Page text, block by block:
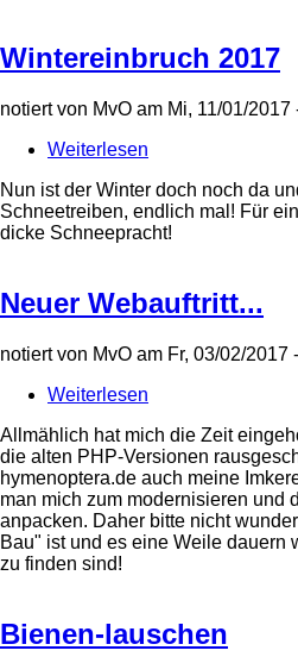
Wintereinbruch 2017
notiert von MvO am Mi, 11/01/2017
Weiterlesen
2017
Nun ist der Winter doch noch da
Schneetreiben, endlich mal! Für
dicke Schneepracht!
Neuer Webauftritt...
notiert von MvO am Fr, 03/02/2017
Weiterlesen
Webauftritt...
Allmählich hat mich die Zeit
die alten PHP-Versionen
hymenoptera.de auch meine
man mich zum modernisieren und
anpacken. Daher bitte nicht
Bau" ist und es eine Weile dauern
zu finden sind!
Bienen-lauschen